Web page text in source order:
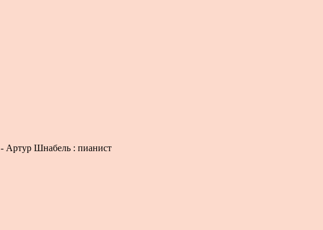
- Артур Шнабель : пианист